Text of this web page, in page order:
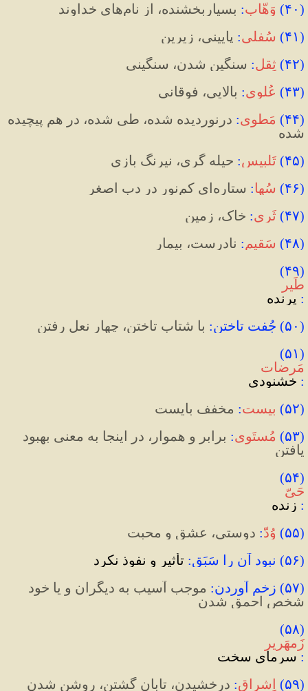
(۴۰) وَهّاب: بسیار‌بخشنده، از نام‌های خداوند
(۴۱) سُفلی: پایینی، زیرین
(۴۲) ثِقل: سنگین شدن، سنگینی
(۴۳) عُلوی: بالایی، فوقانی
(۴۴) مَطوی:
شده
(۴۵) تَلبیس: حیله گری، نیرنگ بازی
(۴۶) سُها: ستاره‌ای کم‌نور در دب اصغر
(۴۷) ثَری: خاک، زمین
(۴۸) سَقیم: نادرست، بیمار
(۴۹)
طَیر
: پرنده
(۵۰) جُفت تاختن: با شتاب تاختن، چهار نعل رفتن
(۵۱) ‌
مَرضات
: خشنودی
(۵۲) بیست: مخفف بایست
(۵۳) مُستَوی:
یافتن
(۵۴)
حَیّ
: زنده
(۵۵) وُدّ: دوستی، عشق و محبت
(۵۶) نبود آن را سَبَق:
تأثیر و نفوذ نکرد
(۵۷) زخم آوردن:
شخص احمق شدن
(۵۸)
زَمهَریر
: سرمای سخت
(۵۹) اِشراق: درخشیدن، تابان گشتن، روشن شدن